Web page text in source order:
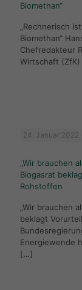
Biomethan“
„Rechnerisch
Biomethan“
Chefredakteur
Wirtschaft (ZfK)
24. Januar 2022
„Wir brauchen
Biogasrat
Rohstoffen
„Wir brauchen
beklagt
Energiewende
[…]